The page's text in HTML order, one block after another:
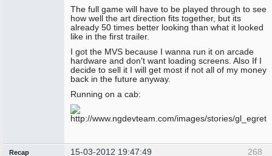
The full game will have to be played through to see
how well the art direction fits together, but its
already 50 times better looking than what it looked
like in the first trailer.
I got the MVS because I wanna run it on arcade
hardware and don't want loading screens. Also If I
decide to sell it I will get most if not all of my money
back in the future anyway.
Running on a cab:
268
Recap 15-03-2012 19:47:49